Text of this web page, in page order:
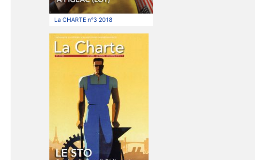
La CHARTE n°3 2018